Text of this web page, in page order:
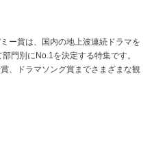
ー賞は、国内の地上波連続ドラマを
門別にNo.1を決定する特集です。
、ドラマソング賞までさまざまな観